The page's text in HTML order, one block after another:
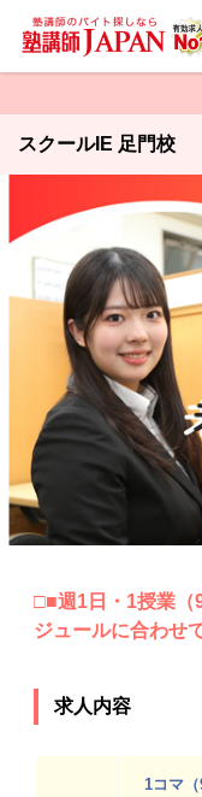
スクールIE 足門校
□■週1日・1授業（
ジュールに合わせ
求人内容
1コマ（